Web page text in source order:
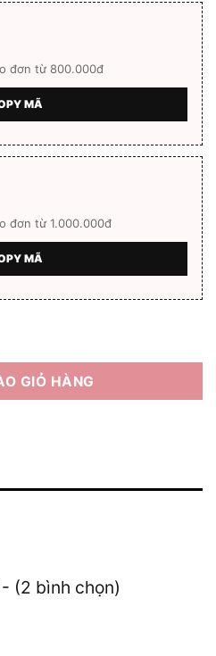
đơn từ 800.000đ
MÃ
đơn từ 1.000.000đ
MÃ
HOYA Nulux cao cấp (Nhật
GIỎ HÀNG
(2 bình chọn)